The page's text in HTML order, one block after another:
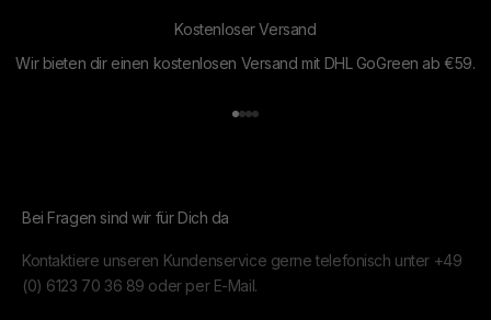
Kostenloser Versand
Wir bieten dir einen kostenlosen Versand mit DHL GoGreen ab €59.
Gehe zu Element 1
Gehe zu Element 2
Gehe zu Element 3
Gehe zu Element 4
Bei Fragen sind wir für Dich da
Kontaktiere unseren Kundenservice gerne telefonisch unter +49
(0) 6123 70 36 89 oder per E-Mail.